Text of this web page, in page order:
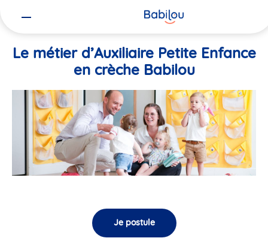
Le métier d’Auxiliaire Petite Enfance
en crèche Babilou
Je postule